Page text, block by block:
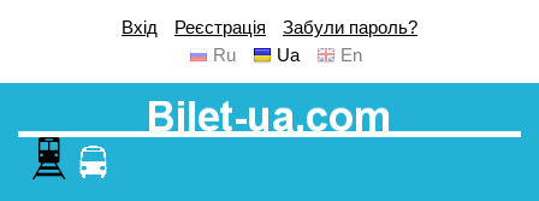
Вхід Реєстрація
Забули пароль?
Ru
Ua En